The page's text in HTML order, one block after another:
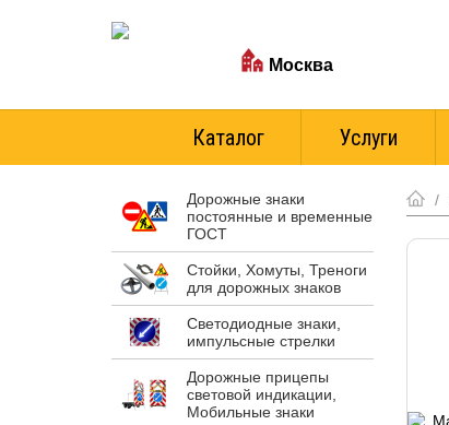
Москва
Каталог Услуги
/
Дорожные знаки
постоянные и временные
ГОСТ
Стойки, Хомуты, Треноги
для дорожных знаков
Светодиодные знаки,
импульсные стрелки
Дорожные прицепы
световой индикации,
Мобильные знаки